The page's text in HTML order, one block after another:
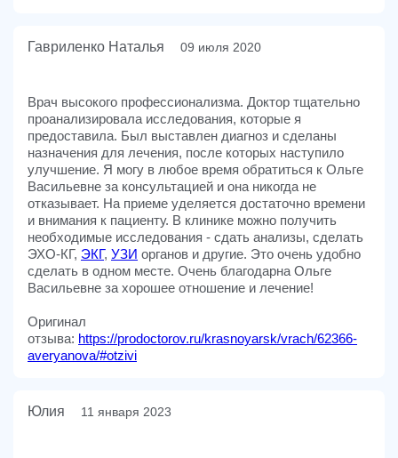
Гавриленко Наталья 09 июля 2020
Врач высокого профессионализма. Доктор тщательно
проанализировала исследования, которые я
предоставила. Был выставлен диагноз и сделаны
назначения для лечения, после которых наступило
улучшение. Я могу в любое время обратиться к Ольге
Васильевне за консультацией и она никогда не
отказывает. На приеме уделяется достаточно времени
и внимания к пациенту. В клинике можно получить
необходимые исследования - сдать анализы, сделать
ЭХО-КГ, ЭКГ, УЗИ органов и другие. Это очень удобно
сделать в одном месте. Очень благодарна Ольге
Васильевне за хорошее отношение и лечение!
Оригинал
отзыва: https://prodoctorov.ru/krasnoyarsk/vrach/62366-
averyanova/#otzivi
Юлия 11 января 2023